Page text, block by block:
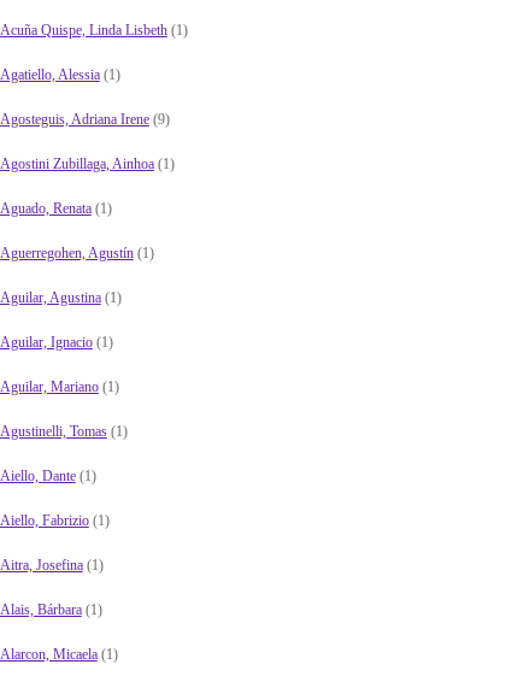
Acuña Quispe, Linda Lisbeth(1)
Agatiello, Alessia(1)
Agosteguis, Adriana Irene(9)
Agostini Zubillaga, Ainhoa(1)
Aguado, Renata(1)
Aguerregohen, Agustín(1)
Aguilar, Agustina(1)
Aguilar, Ignacio(1)
Aguilar, Mariano(1)
Agustinelli, Tomas(1)
Aiello, Dante(1)
Aiello, Fabrizio(1)
Aitra, Josefina(1)
Alais, Bárbara(1)
Alarcon, Micaela(1)